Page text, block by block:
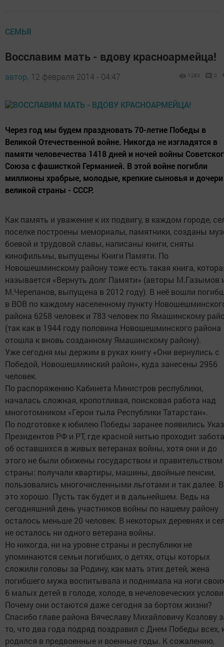
СЕМЬЯ
Восславим мать - вдову красноармейца!
автор, 12 февраля 2014 - 04:47 1283 0
Через год мы будем праздновать 70-летие Победы в
Великой Отечественной войне. Никогда не изгладятся в
памяти человечества 1418 дней и ночей войны
Союза с фашисткой Германией. В этой войне погибли
миллионы храбрые, молодые, крепкие сыновья и дочери
великой страны - СССР.
Как память и уважение к их подвигу, в каждом городе,
поселке построены мемориалы, памятники, созданы
боевой и трудовой славы, написаны книги, сняты
кинофильмы, выпущены Книги Памяти. По
Новошешминскому району тоже есть такая книга,
называется «Вернуть долг Памяти» (авторы М.Газымов
М.Черепанов, выпущена в 2012 году). В неё вошли
в ВОВ по каждому населенному пункту
района 6258 человек и 783 человек по Ямашинскому
(так как в 1944 году половина Новошешминского района
отошла к вновь созданному Ямашинскому району).
Уже сегодня мы держим в руках книгу «Они вернулись с
Победой, Новошешминский район», куда занесены 2956
человек.
По распоряжению Кабинета Министров республики,
началась сложная, кропотливая, поисковая работа над
многотомником «Герои тыла Республики Татарстан».
По подготовке к юбилею Победы заранее появились
Президентов РФ и РТ, где красной нитью проходит забота
об оставшихся в живых ветеранах войны, хотя они и до
этого не были обижены государством и правительством
страны: получали квартиры, машины, двойные пенсии,
пользовались многочисленными льготами и так далее.
это хорошо. Пусть так будет и в дальнейшем. Ведь на
сегодняшний день участников войны по нашему району
осталось меньше 20 человек. В некоторых деревнях и
не осталось ни одного ветерана войны.
Но никогда, ни на уровне страны и республики не
упоминаются семьи погибших, о детях, отцы которых
сложили головы за Родину, как мать этих детей, жена
погибшего мужа воспитывала и поднимала на ноги
6 малых детей в голоде, холоде, в нечеловеческих
Почему они остаются даже сегодня за бортом жизни?
Спасибо главе района Вячеславу Михайловичу Козлову
то, что два года подряд поздравил с Днем Победы всех,
родился в предвоенные и военные годы. К сожалению,